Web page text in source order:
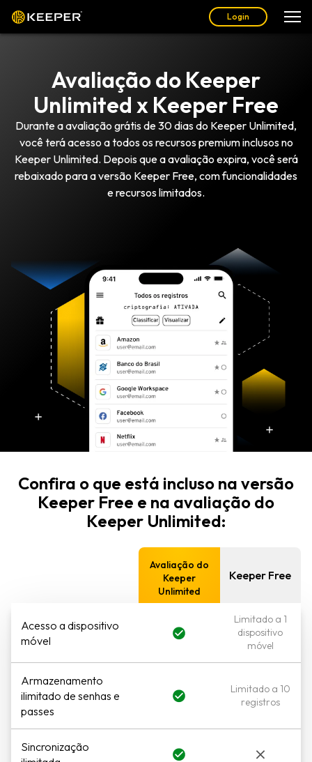
Login
Avaliação do Keeper
Unlimited x Keeper Free
Durante a avaliação grátis de 30 dias do Keeper Unlimited,
você terá acesso a todos os recursos premium inclusos no
Keeper Unlimited. Depois que a avaliação expira, você será
rebaixado para a versão Keeper Free, com funcionalidades
e recursos limitados.
Confira o que está incluso na versão
Keeper Free e na avaliação do
Keeper Unlimited:
Avaliação do
Keeper
Unlimited
Keeper Free
Acesso a dispositivo
móvel
Limitado a 1
dispositivo
móvel
Armazenamento
ilimitado de senhas e
passes
Limitado a 10
registros
Sincronização